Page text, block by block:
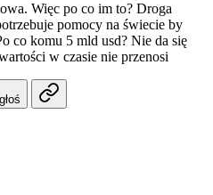
Więc po co im to? Droga
pomocy na świecie by
co komu 5 mld usd? Nie da się
w czasie nie przenosi